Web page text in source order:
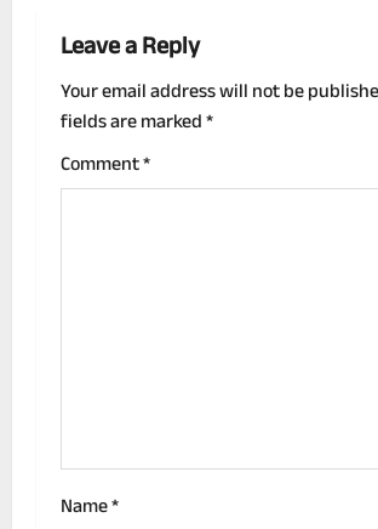
a
v
i
g
n
Leave a Reply
Your email address will not be
fields are marked*
Comment*
Name*